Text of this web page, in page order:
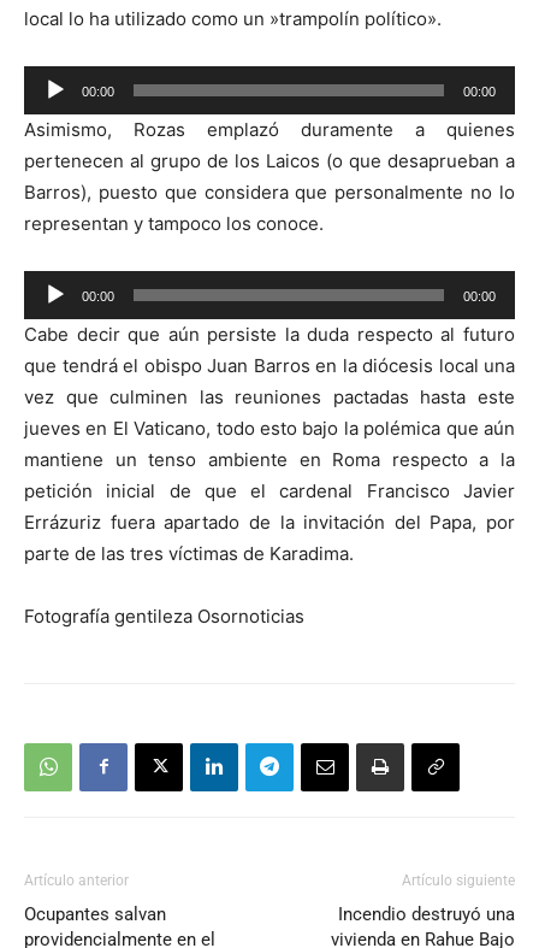
local lo ha utilizado como un »trampolín político».
Reproductor
de
audio
00:00 00:00
Asimismo, Rozas emplazó duramente a quienes
pertenecen al grupo de los Laicos (o que desaprueban a
Barros), puesto que considera que personalmente no lo
representan y tampoco los conoce.
Reproductor
de
audio
00:00 00:00
Cabe decir que aún persiste la duda respecto al futuro
que tendrá el obispo Juan Barros en la diócesis local una
vez que culminen las reuniones pactadas hasta este
jueves en El Vaticano, todo esto bajo la polémica que aún
mantiene un tenso ambiente en Roma respecto a la
petición inicial de que el cardenal Francisco Javier
Errázuriz fuera apartado de la invitación del Papa, por
parte de las tres víctimas de Karadima.
Fotografía gentileza Osornoticias
Artículo anterior
Ocupantes salvan
providencialmente en el
Artículo siguiente
Incendio destruyó una
vivienda en Rahue Bajo